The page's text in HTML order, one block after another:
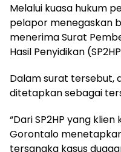
Melalui kuasa hukum
pelapor menegaskan
menerima Surat
Hasil Penyidikan
Dalam surat tersebut,
ditetapkan sebagai
“Dari SP2HP yang
Gorontalo
tersangka kasus